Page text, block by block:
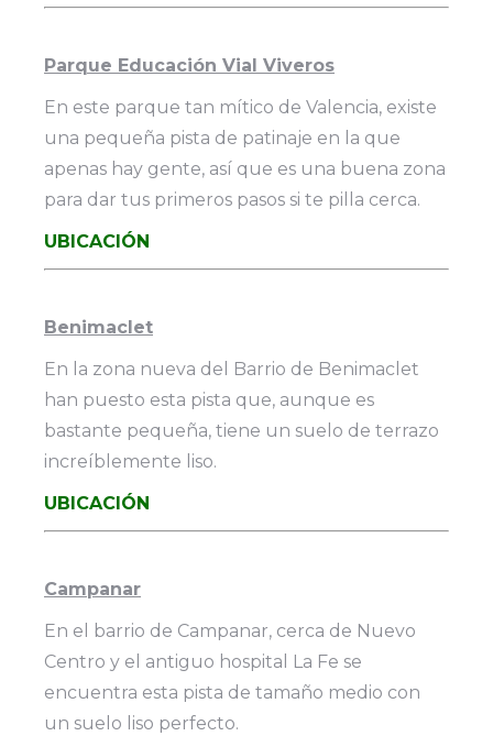
Parque Educación Vial Viveros
En este parque tan mítico de Valencia, existe
una pequeña pista de patinaje en la que
apenas hay gente, así que es una buena zona
para dar tus primeros pasos si te pilla cerca.
UBICACIÓN
Benimaclet
En la zona nueva del Barrio de Benimaclet
han puesto esta pista que, aunque es
bastante pequeña, tiene un suelo de terrazo
increíblemente liso.
UBICACIÓN
Campanar
En el barrio de Campanar, cerca de Nuevo
Centro y el antiguo hospital La Fe se
encuentra esta pista de tamaño medio con
un suelo liso perfecto.